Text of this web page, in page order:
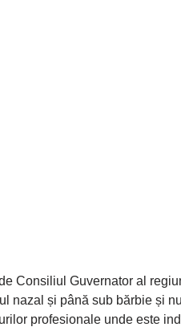
Consiliul Guvernator al
nazal și până sub bărbie și
profesionale unde este